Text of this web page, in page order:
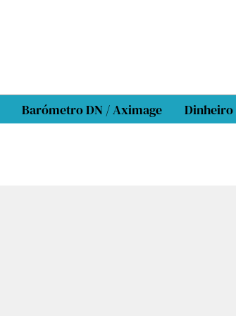
Barómetro DN / Aximage Dinheiro